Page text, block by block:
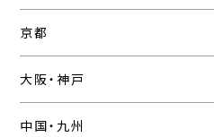
京都
大阪・神戸
中国・九州